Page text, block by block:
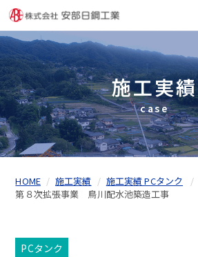
施工実績
case
HOME 施工実績
施工実績 PCタンク
第８次拡張事業 鳥川配水池築造工事
PCタンク